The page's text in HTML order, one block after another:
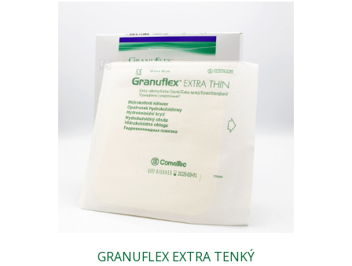
GRANUFLEX EXTRA TENKÝ